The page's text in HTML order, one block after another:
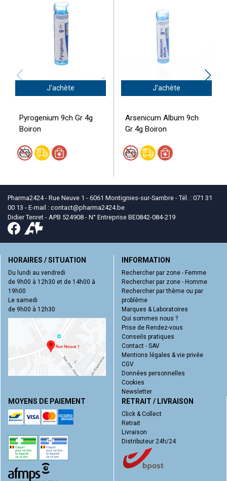
J'achète
Pyrogenium 9ch Gr 4g
Boiron
J'achète
Arsenicum Album 9ch
Gr 4g Boiron
Pharma2424 - Rue Neuve 1 - 6061 Montignies-sur-Sambre - Tél. : 071 31
00 13 - E-mail : contact@pharma2424.be
Didier Tenret - APB 524908 - N° Entreprise BE0842-084-219
HORAIRES / SITUATION
Du lundi au vendredi
de 9h00 à 12h30 et de 14h00 à
19h00
Le samedi
de 9h00 à 12h30
INFORMATION
Rechercher par zone - Femme
Rechercher par zone - Homme
Rechercher par thème ou par
problème
Marques & Laboratoires
Qui sommes nous ?
Prise de Rendez-vous
Conseils pratiques
Contact - SAV
Mentions légales & vie privée
CGV
Données personnelles
Cookies
Newsletter
MOYENS DE PAIEMENT RETRAIT / LIVRAISON
Click & Collect
Retrait
Livraison
Distributeur 24h/24